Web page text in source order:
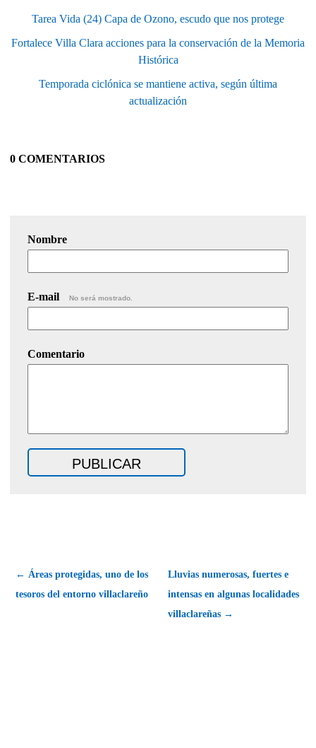
Tarea Vida (24) Capa de Ozono, escudo que nos protege
Fortalece Villa Clara acciones para la conservación de la Memoria
Histórica
Temporada ciclónica se mantiene activa, según última
actualización
0 COMENTARIOS
Nombre
E-mail No será mostrado.
Comentario
← Áreas protegidas, uno de los
tesoros del entorno villaclareño
Lluvias numerosas, fuertes e
intensas en algunas localidades
villaclareñas →